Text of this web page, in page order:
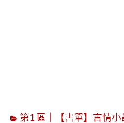
第1 區｜【書單】言情小